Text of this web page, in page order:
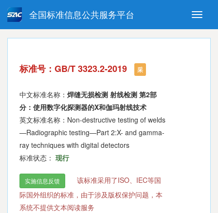
Toggle
全国标准信息公共服务平台
强制性国家标准 推荐性国家标准
指导性技术文件 (National standards in foreign
language version)
标准号：GB/T 3323.2-2019 采
中文标准名称： 焊缝无损检测 射线检测 第2部
分：使用数字化探测器的X和伽玛射线技术
英文标准名称：Non-destructive testing of welds
—Radiographic testing—Part 2:X- and gamma-
ray techniques with digital detectors
标准状态： 现行
实施信息反馈
该标准采用了ISO、IEC等国
际国外组织的标准，由于涉及版权保护问题，本
系统不提供文本阅读服务